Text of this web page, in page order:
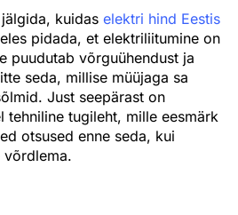
kuidas elektri hind Eestis
pidada, et elektriliitumine on
puudutab võrguühendust ja
seda, millise müüjaga sa
Just seepärast on
tehniline tugileht, mille eesmärk
otsused enne seda, kui
võrdlema.